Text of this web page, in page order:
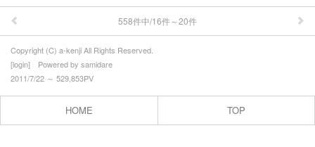
558件中/16件～20件
Copyright (C) a-kenji All Rights Reserved.
[login] Powered by samidare
2011/7/22 ～ 529,853PV
HOME TOP